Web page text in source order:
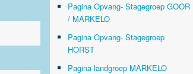
Pagina Opvang- Stagegroep GOOR
/ MARKELO
Pagina Opvang- Stagegroep
HORST
Pagina landgroep MARKELO